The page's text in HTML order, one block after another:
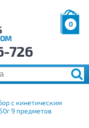
0
р.
726
с кинетическим
9 предметов